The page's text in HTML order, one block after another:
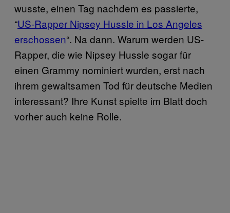
wusste, einen Tag nachdem es passierte,
“US-Rapper Nipsey Hussle in Los Angeles
erschossen“. Na dann. Warum werden US-
Rapper, die wie Nipsey Hussle sogar für
einen Grammy nominiert wurden, erst nach
ihrem gewaltsamen Tod für deutsche Medien
interessant? Ihre Kunst spielte im Blatt doch
vorher auch keine Rolle.